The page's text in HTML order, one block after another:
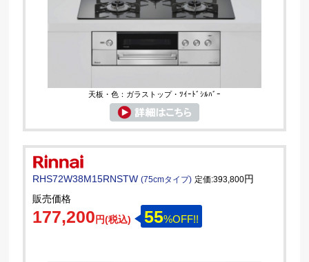
天板・色：ガラストップ・ﾂｲｰﾄﾞｼﾙﾊﾞｰ
RHS72W38M15RNSTW(75cmタイプ) 定価:393,800円
販売価格
177,200 円(税込) 55%OFF!!